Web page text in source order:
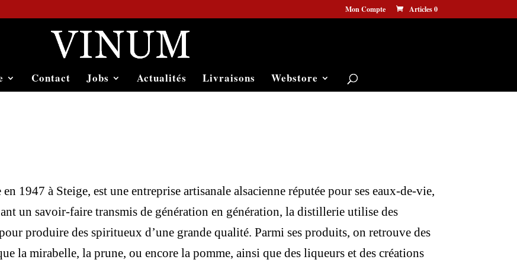
Mon Compte Articles 0
Contact Jobs Actualités Livraisons Webstore
1947 à Steige, est une entreprise artisanale alsacienne réputée pour ses eaux-de-vie,
un savoir-faire transmis de génération en génération, la distillerie utilise des
produire des spiritueux d’une grande qualité. Parmi ses produits, on retrouve des
la mirabelle, la prune, ou encore la pomme, ainsi que des liqueurs et des créations